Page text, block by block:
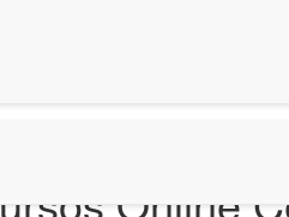
Online